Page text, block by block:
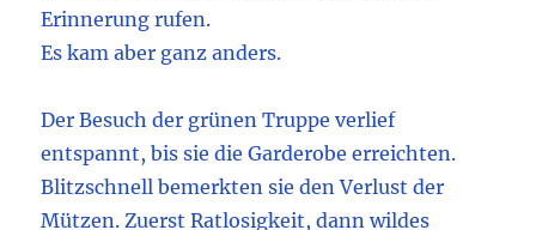
Erinnerung rufen.
Es kam aber ganz anders.
Der Besuch der grünen Truppe verlief
entspannt, bis sie die Garderobe erreichten.
Blitzschnell bemerkten sie den Verlust der
Mützen. Zuerst Ratlosigkeit, dann wildes